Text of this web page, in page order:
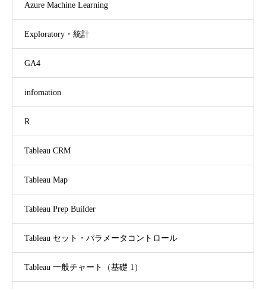
Azure Machine Learning
Exploratory・統計
GA4
infomation
R
Tableau CRM
Tableau Map
Tableau Prep Builder
Tableau セット・パラメータコントロール
Tableau 一般チャート（基礎 1）